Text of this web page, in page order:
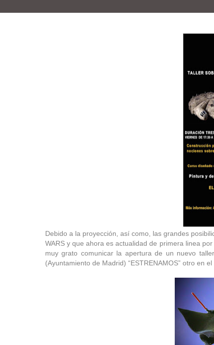
Debido a la proyección, así como, las grandes
WARS y que ahora es actualidad de primera linea
muy grato comunicar la apertura de un nuevo
(Ayuntamiento de Madrid) “ESTRENAMOS” otro en